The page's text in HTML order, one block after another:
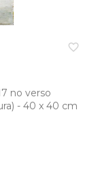
favorite_border
no verso
- 40 x 40 cm